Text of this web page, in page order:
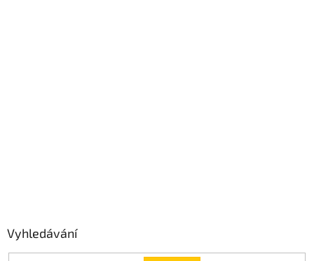
Vyhledávání